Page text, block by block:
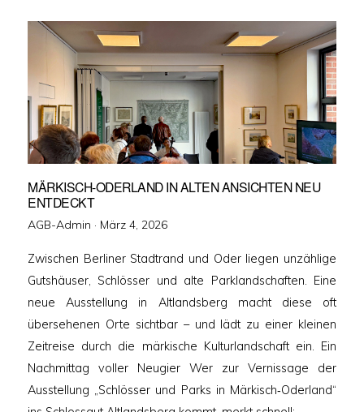
MÄRKISCH-ODERLAND IN ALTEN ANSICHTEN NEU
ENTDECKT
AGB-Admin · Veröffentlicht
März 4, 2026
Zwischen Berliner Stadtrand und Oder liegen unzählige
Gutshäuser, Schlösser und alte Parklandschaften. Eine
neue Ausstellung in Altlandsberg macht diese oft
übersehenen Orte sichtbar – und lädt zu einer kleinen
Zeitreise durch die märkische Kulturlandschaft ein. Ein
Nachmittag voller Neugier Wer zur Vernissage der
Ausstellung „Schlösser und Parks in Märkisch‑Oderland“